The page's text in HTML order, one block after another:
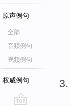
原声例句
全部
音频例句
视频例句
权威例句